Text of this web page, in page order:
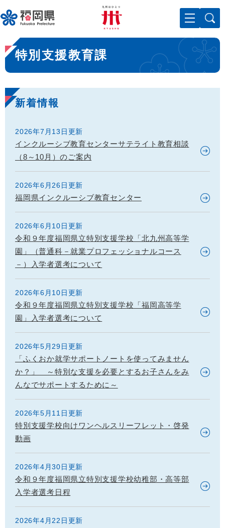
ー
ジ
先
頭
で
。
メニューを飛ばして本文へ
本
文
特別支援教育課
新着情報
2026年7月13日更新
インクルーシブ教育センターサテライト教育相談
（8～10月）のご案内
2026年6月26日更新
福岡県インクルーシブ教育センター
2026年6月10日更新
令和９年度福岡県立特別支援学校「北九州高等学
園」（普通科－就業プロフェッショナルコース
－）入学者選考について
2026年6月10日更新
令和９年度福岡県立特別支援学校「福岡高等学
園」入学者選考について
2026年5月29日更新
「ふくおか就学サポートノートを使ってみません
か？」 ～特別な支援を必要とするお子さんをみ
んなでサポートするために～
2026年5月11日更新
特別支援学校向けワンヘルスリーフレット・啓発
動画
2026年4月30日更新
令和９年度福岡県立特別支援学校幼稚部・高等部
入学者選考日程
2026年4月22日更新